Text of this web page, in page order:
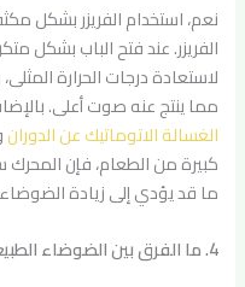
نعم، استخدام الفريزر بشكل
الفريزر. عند فتح الباب بشكل
لاستعادة درجات الحرارة
مما ينتج عنه صوت أعلى.
الغسالة الاتوماتيك عن الدوران
كبيرة من الطعام، فإن المحرك
ما قد يؤدي إلى زيادة
4. ما الفرق بين الضوضاء الطبيعية والمزعجة في موتور الفريزر؟